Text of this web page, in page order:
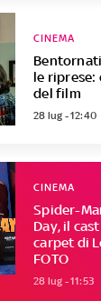
le riprese:
del film
CINEMA
28 lug - 12:40
Spider-
Day, il
carpet di
FOTO
CINEMA
28 lug - 11:53